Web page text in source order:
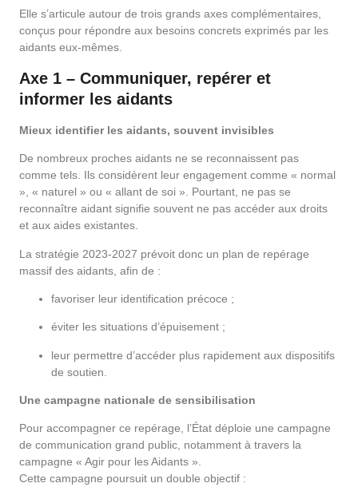
Elle s’articule autour de trois grands axes complémentaires,
conçus pour répondre aux besoins concrets exprimés par les
aidants eux-mêmes.
Axe 1 – Communiquer, repérer et
informer les aidants
Mieux identifier les aidants, souvent invisibles
De nombreux proches aidants ne se reconnaissent pas
comme tels. Ils considèrent leur engagement comme « normal
», « naturel » ou « allant de soi ». Pourtant, ne pas se
reconnaître aidant signifie souvent ne pas accéder aux droits
et aux aides existantes.
La stratégie 2023-2027 prévoit donc un plan de repérage
massif des aidants, afin de :
favoriser leur identification précoce ;
éviter les situations d’épuisement ;
leur permettre d’accéder plus rapidement aux dispositifs
de soutien.
Une campagne nationale de sensibilisation
Pour accompagner ce repérage, l’État déploie une campagne
de communication grand public, notamment à travers la
campagne « Agir pour les Aidants ».
Cette campagne poursuit un double objectif :